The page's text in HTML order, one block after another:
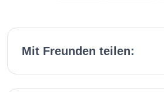
Mit Freunden teilen: